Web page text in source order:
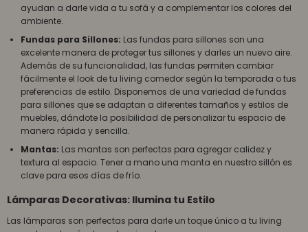
ayudan a darle vida a tu sofá y a complementar los colores del
ambiente.
Fundas para Sillones: Las fundas para sillones son una
excelente manera de proteger tus sillones y darles un nuevo aire.
Además de su funcionalidad, las fundas permiten cambiar
fácilmente el look de tu living comedor según la temporada o tus
preferencias de estilo. Disponemos de una variedad de fundas
para sillones que se adaptan a diferentes tamaños y estilos de
muebles, dándote la posibilidad de personalizar tu espacio de
manera rápida y sencilla.
Mantas: Las mantas son perfectas para agregar calidez y
textura al espacio. Tener a mano una manta en nuestro sillón es
clave para esos días de frío.
Lámparas Decorativas: Ilumina tu Estilo
Las lámparas son perfectas para darle un toque único a tu living